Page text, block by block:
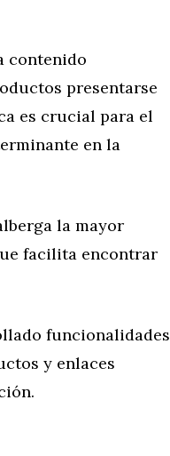
contenido
presentarse
es crucial para el
en la
la mayor
facilita encontrar
funcionalidades
y enlaces